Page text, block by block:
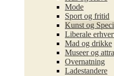
Mode
Sport og fritid
Kunst og
Liberale
Mad og drikke
Museer og
Overnatning
Ladestandere